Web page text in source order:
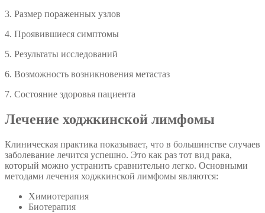
3. Размер пораженных узлов
4. Проявившиеся симптомы
5. Результаты исследований
6. Возможность возникновения метастаз
7. Состояние здоровья пациента
Лечение ходжкинской лимфомы
Клиническая практика показывает, что в большинстве случаев
заболевание лечится успешно. Это как раз тот вид рака,
который можно устранить сравнительно легко. Основными
методами лечения ходжкинской лимфомы являются:
Химиотерапия
Биотерапия